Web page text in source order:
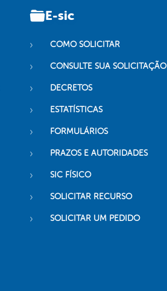
E-sic
COMO SOLICITAR
CONSULTE SUA SOLICITAÇÃO
DECRETOS
ESTATÍSTICAS
FORMULÁRIOS
PRAZOS E AUTORIDADES
SIC FÍSICO
SOLICITAR RECURSO
SOLICITAR UM PEDIDO